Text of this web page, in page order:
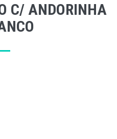
C/ ANDORINHA